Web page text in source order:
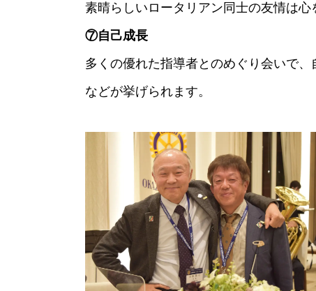
素晴らしいロータリアン同士
⑦自己成長
多くの優れた指導者とのめぐり会いで
などが挙げられます。